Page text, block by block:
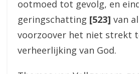
ootmoed tot gevolg, en
geringschatting [523] van
voorzoover het niet strekt
verheerlijking van God.